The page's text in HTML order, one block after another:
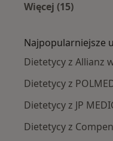
Więcej (15)
Najpopularniejsze
Dietetycy z Allianz
Dietetycy z
Dietetycy z JP
Dietetycy z